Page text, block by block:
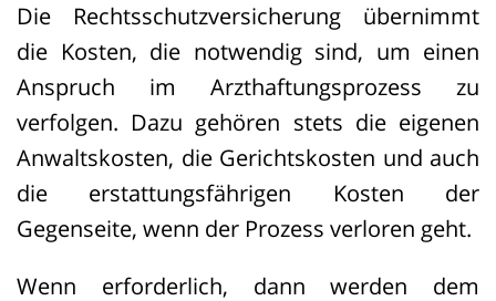
Die Rechtsschutzversicherung übernimmt
die Kosten, die notwendig sind, um einen
Anspruch im Arzthaftungsprozess zu
verfolgen. Dazu gehören stets die eigenen
Anwaltskosten, die Gerichtskosten und auch
die erstattungsfährigen Kosten der
Gegenseite, wenn der Prozess verloren geht.
Wenn erforderlich, dann werden dem